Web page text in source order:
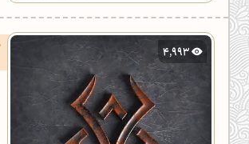
4,993